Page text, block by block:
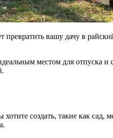
вашу дачу в
местом для отпуска
создать, такие как сад,